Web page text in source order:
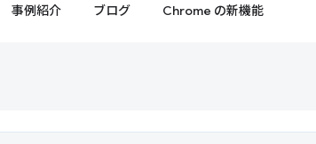
事例紹介 ブログ Chrome の新機能